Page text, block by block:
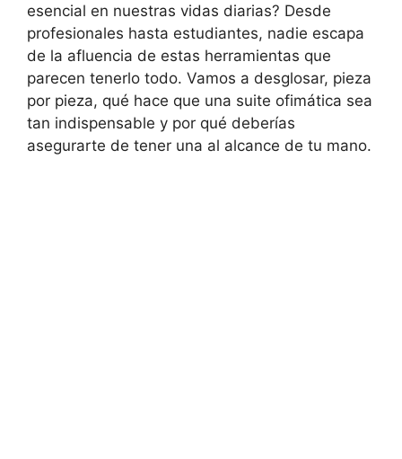
esencial en nuestras vidas diarias? Desde
profesionales hasta estudiantes, nadie escapa
de la afluencia de estas herramientas que
parecen tenerlo todo. Vamos a desglosar, pieza
por pieza, qué hace que una suite ofimática sea
tan indispensable y por qué deberías
asegurarte de tener una al alcance de tu mano.